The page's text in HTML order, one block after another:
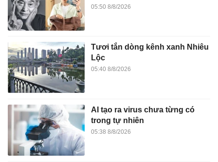
05:50 8/8/2026
Tươi tắn dòng kênh xanh Nhiêu
Lộc
05:40 8/8/2026
AI tạo ra virus chưa từng có
trong tự nhiên
05:38 8/8/2026